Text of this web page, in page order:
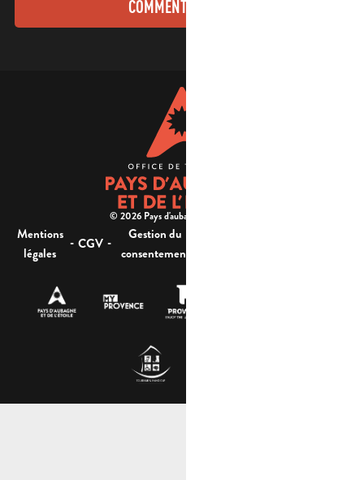
COMMENT VENIR ?
© 2026 Pays d'aubagne et de l'étoile -
Mentions
légales
- CGV -
Gestion du
consentement